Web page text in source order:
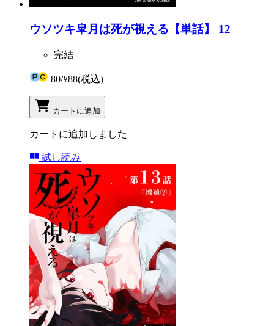
ウソツキ皐月は死が視える【単話】 12
完結
80/¥88(税込)
カートに追加
カートに追加しました
試し読み